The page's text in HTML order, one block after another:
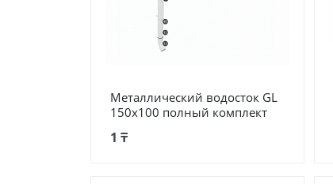
Металлический водосток GL
150х100 полный комплект
1 ₸